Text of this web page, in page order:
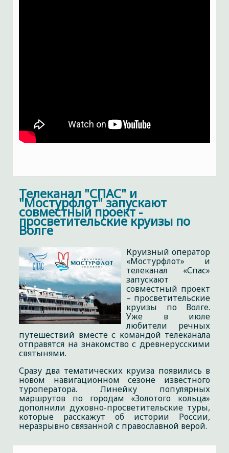
Телеканал "СПАС" и
"Мостурфлот" запускают
совместный проект -
просветительские круизы по
Волге
Круизный оператор
«Мостурфлот» и
телеканал «Спас»
запускают
совместный проект
– просветительские
круизы по Волге.
Уже в июле
любители речных
путешествий вместе с командой телеканала
отправятся на знакомство с древнерусскими
святынями.
Сразу два тематических круиза появились в
новом навигационном сезоне известного
туроператора. Линейку популярных
маршрутов по городам «Золотого кольца»
дополнили духовно-просветительские туры,
которые расскажут об истории России,
неразрывно связанной с православной верой.